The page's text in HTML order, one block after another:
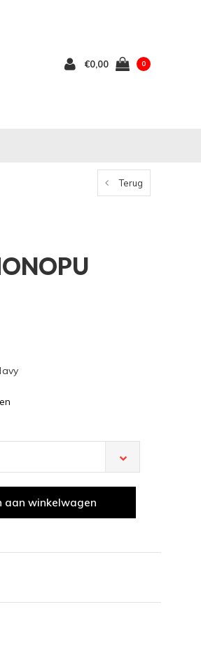
€0,00 0
Terug
aan winkelwagen